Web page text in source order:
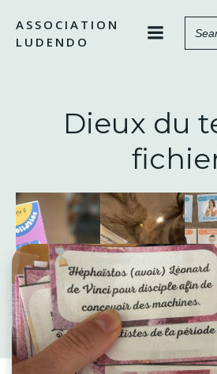
ASSOCIATION
LUDENDO
Dieux du